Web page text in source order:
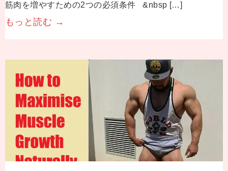
筋肉を増やすための2つの必須条件 &nbsp […]
もっと読む →